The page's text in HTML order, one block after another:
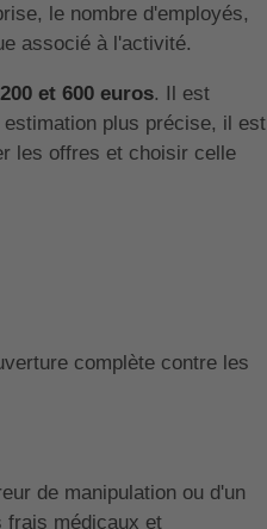
le nombre d'employés,
associé à l'activité.
200 et 600 euros. Il est
plus précise, il est
les offres et choisir celle
complète contre les
de manipulation ou d'un
frais médicaux et